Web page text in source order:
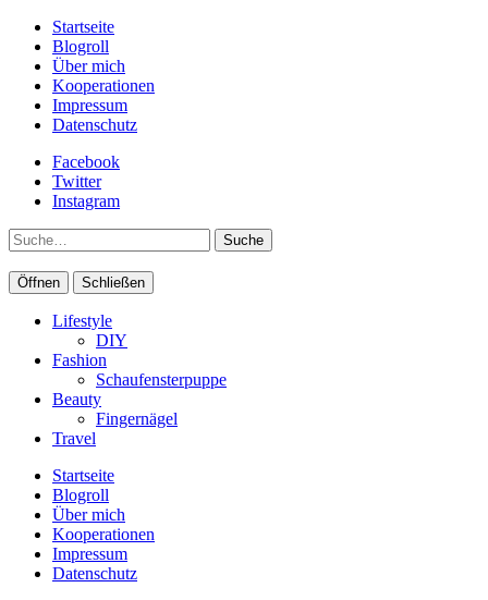
Startseite
Blogroll
Über mich
Kooperationen
Impressum
Datenschutz
Facebook
Twitter
Instagram
Suche
Öffnen Schließen
Lifestyle
DIY
Fashion
Schaufensterpuppe
Beauty
Fingernägel
Travel
Startseite
Blogroll
Über mich
Kooperationen
Impressum
Datenschutz